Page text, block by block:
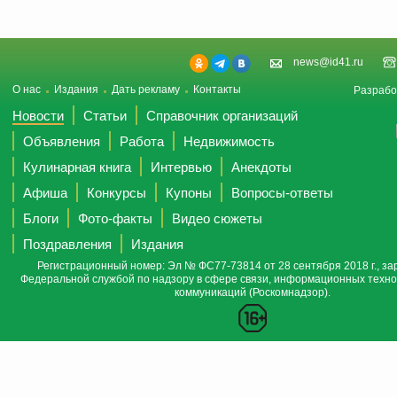
news@id41.ru
О нас Издания Дать рекламу Контакты
Новости Статьи
Справочник организаций
Объявления
Работа
Недвижимость
Кулинарная книга
Интервью
Анекдоты
Афиша
Конкурсы Купоны
Вопросы-ответы
Блоги
Фото-факты
Видео сюжеты
Поздравления
Издания
Регистрационный номер: Эл № ФС77-73814 от 28 сентября 2018 г.,
Федеральной службой по надзору в сфере связи, информационных
коммуникаций (Роскомнадзор).